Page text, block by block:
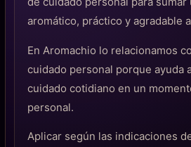
aromático, práctico y agradable
En Aromachio lo relacionamos
cuidado personal porque ayuda
cuidado cotidiano en un
personal.
Aplicar según las indicaciones